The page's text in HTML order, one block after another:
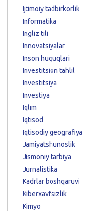
Ijtimoiy tadbirkorlik
Informatika
Ingliz tili
Innovatsiyalar
Inson huquqlari
Investitsion tahlil
Investitsiya
Investiya
Iqlim
Iqtisod
Iqtisodiy geografiya
Jamiyatshunoslik
Jismoniy tarbiya
Jurnalistika
Kadrlar boshqaruvi
Kiberxavfsizlik
Kimyo